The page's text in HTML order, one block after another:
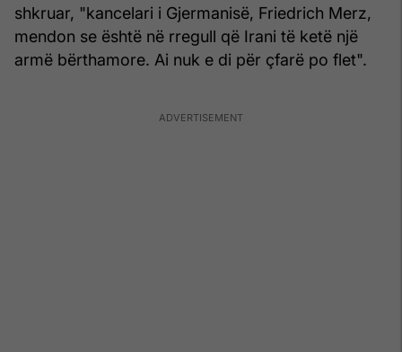
shkruar, "kancelari i Gjermanisë, Friedrich Merz,
mendon se është në rregull që Irani të ketë një
armë bërthamore. Ai nuk e di për çfarë po flet".